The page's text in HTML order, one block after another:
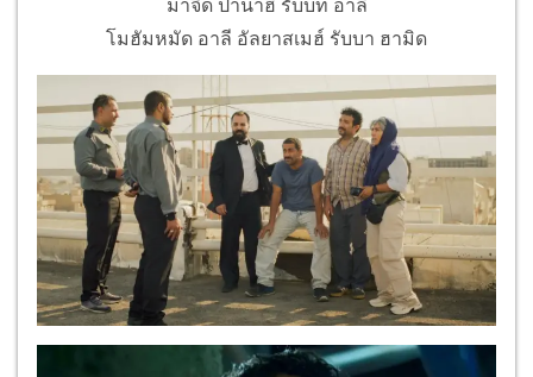
มาจิด ปานาฮี รับบท อาลี
โมฮัมหมัด อาลี อัลยาสเมฮ์ รับบา ฮามิด